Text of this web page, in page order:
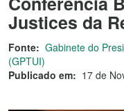
Justices da
Fonte: Gabinete do
(GPTUI)
Publicado em: 17 de